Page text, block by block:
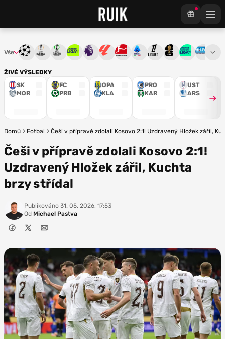
ŽIVÉ VÝSLEDKY
SK
MOR
FC
PRB
OPA
KLA
PRO
KAR
UST
ARS
Vše Liga mistrůEvropská liga
Konferenční liga
Chance ligaPremier League
La LigaBundesliga
Serie ALigue 1Mistrovství světa
Chance3. ČFL
Domů Fotbal Češi v přípravě zdolali Kosovo 2:1! Uzdravený Hložek zářil,
Češi v přípravě zdolali Kosovo 2:1!
Uzdravený Hložek zářil, Kuchta
brzy střídal
Publikováno 31. 05. 2026, 17:53
Od Michael Pastva